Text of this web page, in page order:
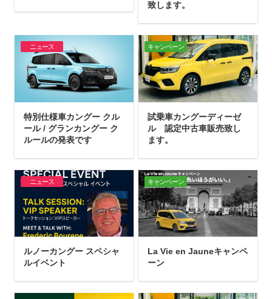
致します。
ニュース
特別仕様車カングー クル
ール / グランカングー ク
ルールの発表です
キャンペーン
試乗車カングーディーゼ
ル 認定中古車販売致し
ます。
ニュース
ルノーカングー スペシャ
ルイベント
キャンペーン
La Vie en Jauneキャンペ
ーン